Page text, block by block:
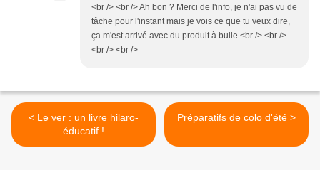
<br /> <br /> Ah bon ? Merci de l'info, je n'ai pas vu de
tâche pour l'instant mais je vois ce que tu veux dire,
ça m'est arrivé avec du produit à bulle.<br /> <br />
<br /> <br />
< Le ver : un livre hilaro-
éducatif !
Préparatifs de colo d'été >